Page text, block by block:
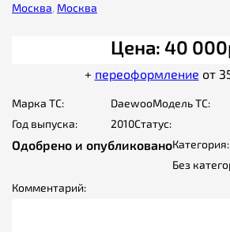
Москва, Москва
Цена: 40
+ переоформление от
Марка ТС: DaewooМодель ТС:
Год выпуска:
2010Статус:
Одобрено и опубликованоКатегория:
Без
Комментарий: